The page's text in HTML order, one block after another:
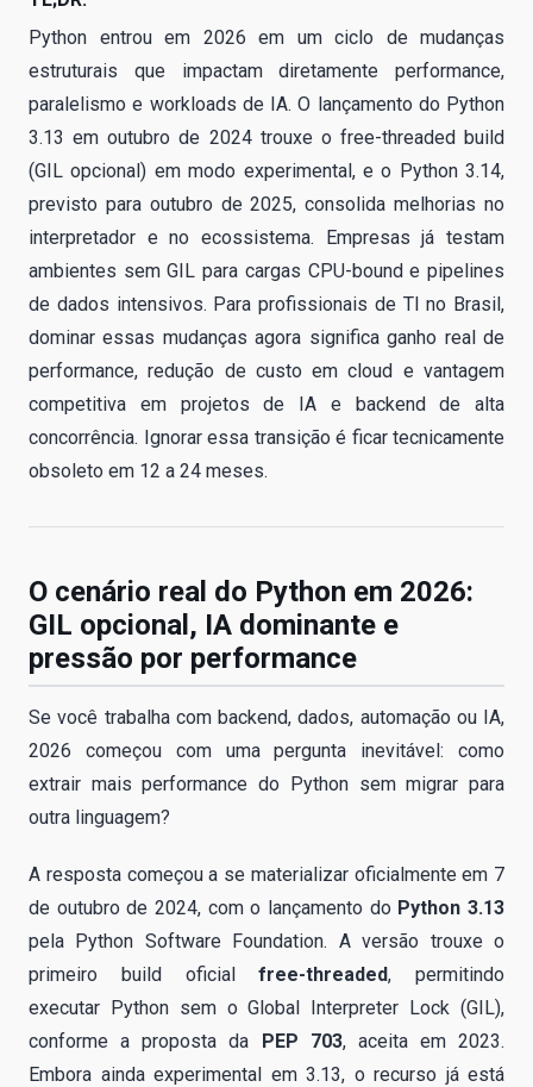
Python entrou em 2026 em um ciclo de mudanças
estruturais que impactam diretamente performance,
paralelismo e workloads de IA. O lançamento do Python
3.13 em outubro de 2024 trouxe o free-threaded build
(GIL opcional) em modo experimental, e o Python 3.14,
previsto para outubro de 2025, consolida melhorias no
interpretador e no ecossistema. Empresas já testam
ambientes sem GIL para cargas CPU-bound e pipelines
de dados intensivos. Para profissionais de TI no Brasil,
dominar essas mudanças agora significa ganho real de
performance, redução de custo em cloud e vantagem
competitiva em projetos de IA e backend de alta
concorrência. Ignorar essa transição é ficar tecnicamente
obsoleto em 12 a 24 meses.
O cenário real do Python em 2026:
GIL opcional, IA dominante e
pressão por performance
Se você trabalha com backend, dados, automação ou IA,
2026 começou com uma pergunta inevitável: como
extrair mais performance do Python sem migrar para
outra linguagem?
A resposta começou a se materializar oficialmente em 7
de outubro de 2024, com o lançamento do Python 3.13
pela Python Software Foundation. A versão trouxe o
primeiro build oficialfree-threaded, permitindo
executar Python sem o Global Interpreter Lock (GIL),
conforme a proposta da PEP 703, aceita em 2023.
Embora ainda experimental em 3.13, o recurso já está